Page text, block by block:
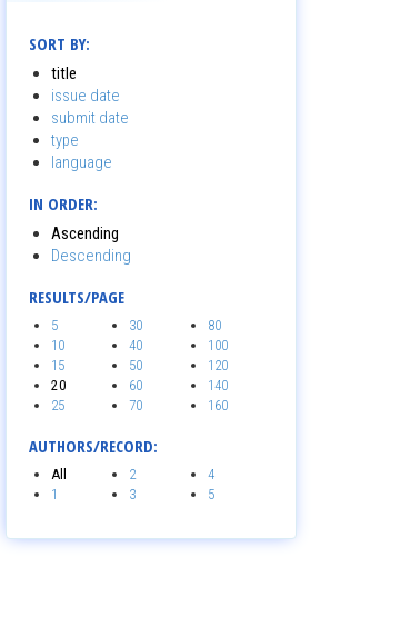
SORT BY:
title
issue date
submit date
type
language
IN ORDER:
Ascending
Descending
RESULTS/PAGE
5
10
15
20
25
30
40
50
60
70
80
100
120
140
160
AUTHORS/RECORD:
All
1
2
3
4
5